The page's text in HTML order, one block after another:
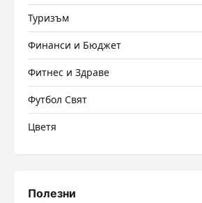
Туризъм
Финанси и Бюджет
Фитнес и Здраве
Футбол Свят
Цветя
Полезни